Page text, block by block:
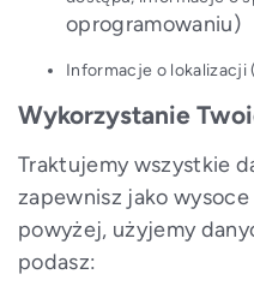
oprogramowaniu)
Informacje o lokalizacji
Wykorzystanie
Traktujemy wszystkie
zapewnisz jako
powyżej, użyjemy
podasz: